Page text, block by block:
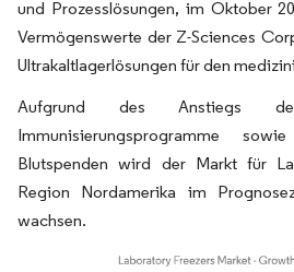
und Prozesslösungen, im Oktober
Vermögenswerte der Z-Sciences
Ultrakaltlagerlösungen für den
Aufgrund des Anstiegs
Immunisierungsprogramme
Blutspenden wird der Markt für
Region Nordamerika im
wachsen.